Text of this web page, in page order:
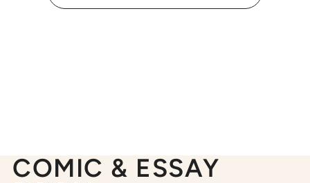
COMIC & ESSAY